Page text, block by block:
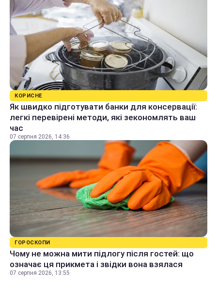
КОРИСНЕ
Як швидко підготувати банки для консервації:
легкі перевірені методи, які зекономлять ваш
час
07 серпня 2026, 14:36
ГОРОСКОПИ
Чому не можна мити підлогу після гостей: що
означає ця прикмета і звідки вона взялася
07 серпня 2026, 13:55